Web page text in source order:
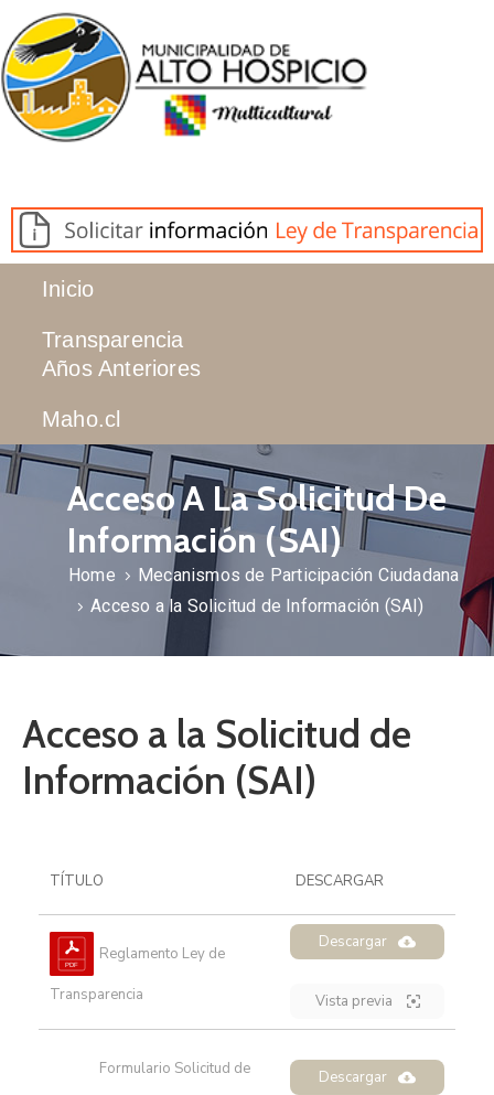
Inicio
Transparencia
Años Anteriores
Maho.cl
Acceso A La Solicitud De
Información (SAI)
Home
Mecanismos de Participación Ciudadana
Acceso a la Solicitud de Información (SAI)
Acceso a la Solicitud de
Información (SAI)
TÍTULO DESCARGAR
Reglamento Ley de
Transparencia
Descargar
Vista previa
Formulario Solicitud de Descargar